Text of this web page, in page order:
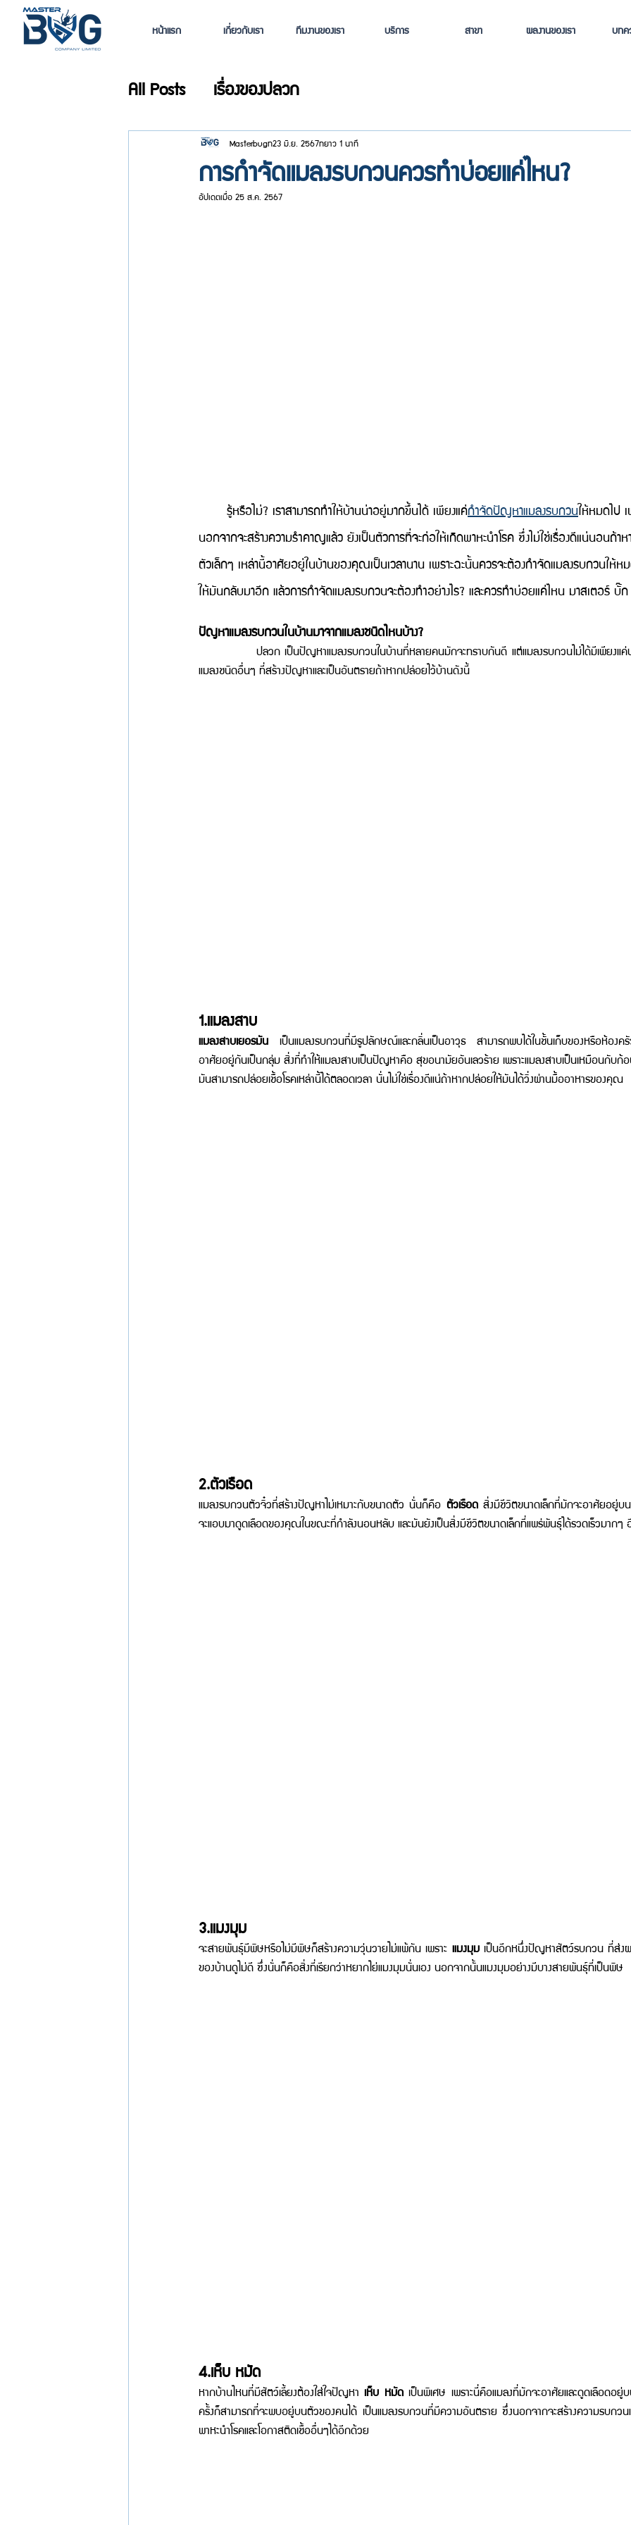
หน้าแรก เกี่ยวกับเรา ทีมงานของเรา บริการ สาขา ผลงานของเรา บทค
All Posts เรื่องของปลวก
การกำจัดแมลงรบกวนควรทำบ่อยแค่ไหน?
Masterbug 23 มิ.ย. 2567 ยาว 1 นาที
อัปเดตเมื่อ25 ส.ค. 2567
รู้หรือไม่? เราสามารถทำให้บ้านน่าอยู่มากขึ้นได้ เพียงแค่กำจัดปัญหาแมลงรบกวนให้หมดไป
นอกจากจะสร้างความรำคาญแล้ว ยังเป็นตัวการที่จะก่อให้เกิดพาหะนำโรค ซึ่งไม่ใช่เรื่องดีแน่นอน
ตัวเล็กๆ เหล่านี้อาศัยอยู่ในบ้านของคุณเป็นเวลานาน เพราะฉะนั้นควรจะต้องกำจัดแมลงรบกวนให้ห
ให้มันกลับมาอีก แล้วการกำจัดแมลงรบกวนจะต้องทำอย่างไร? และควรทำบ่อยแค่ไหน มาสเตอร์
ปัญหาแมลงรบกวนในบ้านมาจากแมลงชนิดไหนบ้าง?
ปลวก เป็นปัญหาแมลงรบกวนในบ้านที่หลายคนมักจะทราบกันดี แต่แมลงรบกวนไม่ได้มีเพียงแค่ป
แมลงชนิดอื่นๆ ที่สร้างปัญหาและเป็นอันตรายถ้าหากปล่อยไว้บ้านดังนี้
1.แมลงสาบ
แมลงสาบเยอรมัน เป็นแมลงรบกวนที่มีรูปลักษณ์และกลิ่นเป็นอาวุธ สามารถพบได้ในชั้นเก็บของหรือห้อง
อาศัยอยู่กันเป็นกลุ่ม สิ่งที่ทำให้แมลงสาบเป็นปัญหาคือ สุขอนามัยอันเลวร้าย เพราะแมลงสาบเป็นเหมือนกับก้อ
มันสามารถปล่อยเชื้อโรคเหล่านี้ได้ตลอดเวลา นั่นไม่ใช่เรื่องดีแน่ถ้าหากปล่อยให้มันได้วิ่งผ่านมื้ออาหารของคุณ
2.ตัวเรือด
แมลงรบกวนตัวจิ๋วที่สร้างปัญหาไม่เหมาะกับขนาดตัว นั่นก็คือ ตัวเรือด สิ่งมีชีวิตขนาดเล็กที่มักจะอาศัยอยู่
จะแอบมาดูดเลือดของคุณในขณะที่กำลังนอนหลับ และมันยังเป็นสิ่งมีชีวิตขนาดเล็กที่แพร่พันธุ์ได้รวดเร็วมากๆ
3.แมงมุม
จะสายพันธุ์มีพิษหรือไม่มีพิษก็สร้างความวุ่นวายไม่แพ้กัน เพราะ แมงมุม เป็นอีกหนึ่งปัญหาสัตว์รบกวน ที่ส่ง
ของบ้านดูไม่ดี ซึ่งนั่นก็คือสิ่งที่เรียกว่าหยากไย่แมงมุมนั่นเอง นอกจากนั้นแมงมุมอย่างมีบางสายพันธุ์ที่เป็นพิษ
4.เห็บ หมัด
หากบ้านไหนที่มีสัตว์เลี้ยงต้องใส่ใจปัญหา เห็บ หมัด เป็นพิเศษ เพราะนี่คือแมลงที่มักจะอาศัยและดูดเลือดอยู่
ครั้งก็สามารถที่จะพบอยู่บนตัวของคนได้ เป็นแมลงรบกวนที่มีความอันตราย ซึ่งนอกจากจะสร้างความรบก
พาหะนำโรคและโอกาสติดเชื้ออื่นๆได้อีกด้วย